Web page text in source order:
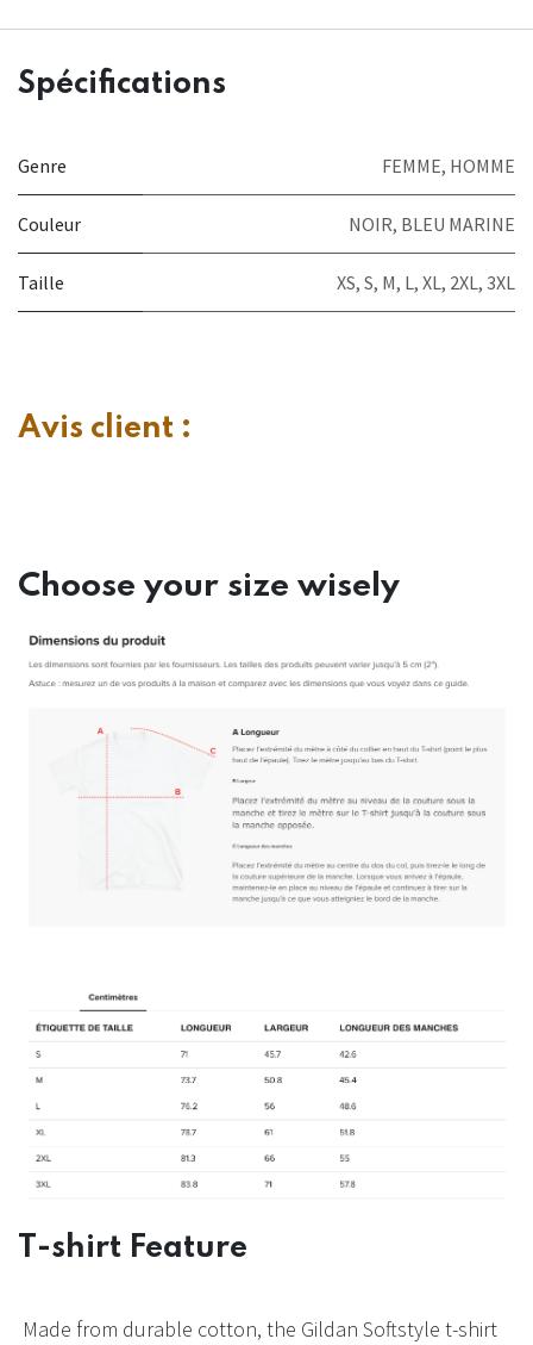
Spécifications
Genre FEMME, HOMME
Couleur NOIR, BLEU MARINE
Taille XS, S, M, L, XL, 2XL, 3XL
Avis client :
Choose your size wisely
T-shirt Feature
Made from durable cotton, the Gildan Softstyle t-shirt